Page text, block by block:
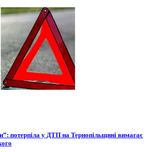
потерпіла у ДТП на Тернопільщині вимагає